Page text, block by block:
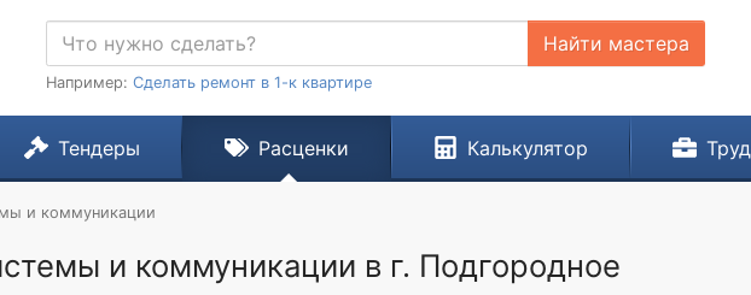
Найти мастера
Например: Сделать ремонт в 1-к квартире
Тендеры Расценки Калькулятор
и коммуникации
и коммуникации в г. Подгородное